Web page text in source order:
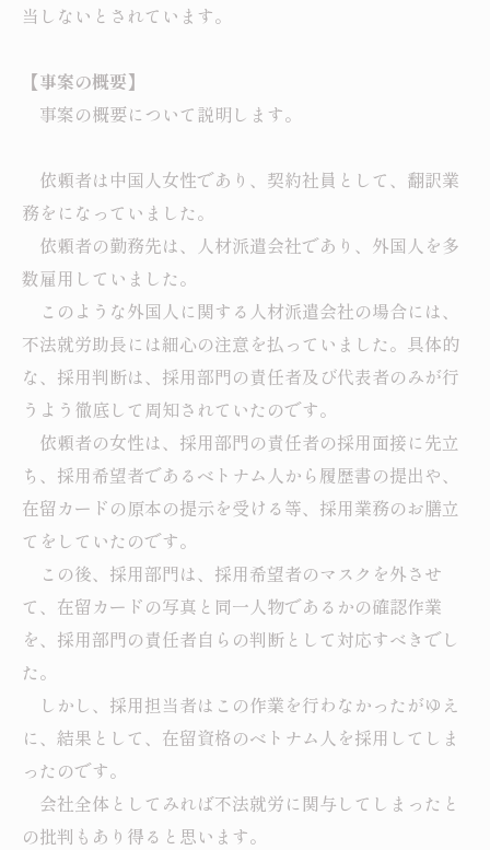
当しないとされています。
【事案の概要】
事案の概要について説明します。
依頼者は中国人女性であり、契約社員として、翻訳業
務をになっていました。
依頼者の勤務先は、人材派遣会社であり、外国人を多
数雇用していました。
このような外国人に関する人材派遣会社の場合には、
不法就労助長には細心の注意を払っていました。具体的
な、採用判断は、採用部門の責任者及び代表者のみが行
うよう徹底して周知されていたのです。
依頼者の女性は、採用部門の責任者の採用面接に先立
ち、採用希望者であるベトナム人から履歴書の提出や、
在留カードの原本の提示を受ける等、採用業務のお膳立
てをしていたのです。
この後、採用部門は、採用希望者のマスクを外させ
て、在留カードの写真と同一人物であるかの確認作業
を、採用部門の責任者自らの判断として対応すべきでし
た。
しかし、採用担当者はこの作業を行わなかったがゆえ
に、結果として、在留資格のベトナム人を採用してしま
ったのです。
会社全体としてみれば不法就労に関与してしまったと
の批判もあり得ると思います。